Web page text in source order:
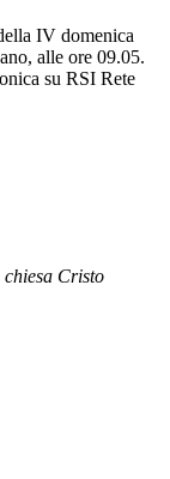
IV domenica
alle ore 09.05.
su RSI Rete
chiesa Cristo